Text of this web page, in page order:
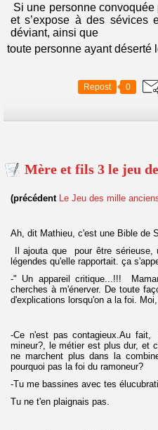
Si une personne convoquée
et s’expose à des sévices
déviant, ainsi que
toute personne ayant
Repost 0
Mère et fils 3 le jeu
(précédent Le Jeu des mille
Ah, dit Mathieu, c'est une Bible de
Il ajouta que pour être sérieuse,
légendes qu'elle rapportait. ça
-" Un appareil critique...!!!
cherches à m'énerver. De toute
d'explications lorsqu'on a la foi.
-Ce n'est pas contagieux.Au
mineur?, le métier est plus dur, et
ne marchent plus dans la
pourquoi pas la foi du ramoneur?
-Tu me bassines avec tes
Tu ne t'en plaignais pas.